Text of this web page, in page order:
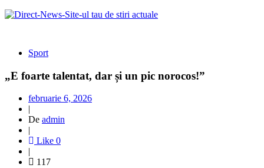
Sport
„E foarte talentat, dar și un pic norocos!”
februarie 6, 2026
|
De admin
|
Like 0
|
117